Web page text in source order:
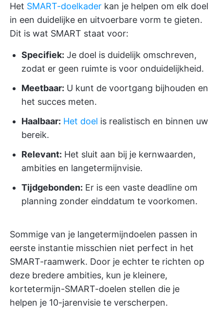
Het SMART-doelkader kan je helpen om elk doel
in een duidelijke en uitvoerbare vorm te gieten.
Dit is wat SMART staat voor:
Specifiek: Je doel is duidelijk omschreven,
zodat er geen ruimte is voor onduidelijkheid.
Meetbaar: U kunt de voortgang bijhouden en
het succes meten.
Haalbaar: Het doel is realistisch en binnen uw
bereik.
Relevant: Het sluit aan bij je kernwaarden,
ambities en langetermijnvisie.
Tijdgebonden: Er is een vaste deadline om
planning zonder einddatum te voorkomen.
Sommige van je langetermijndoelen passen in
eerste instantie misschien niet perfect in het
SMART-raamwerk. Door je echter te richten op
deze bredere ambities, kun je kleinere,
kortetermijn-SMART-doelen stellen die je
helpen je 10-jarenvisie te verscherpen.